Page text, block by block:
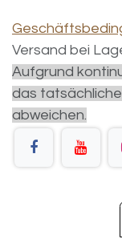
Versand bei
Aufgrund
das
abweichen.